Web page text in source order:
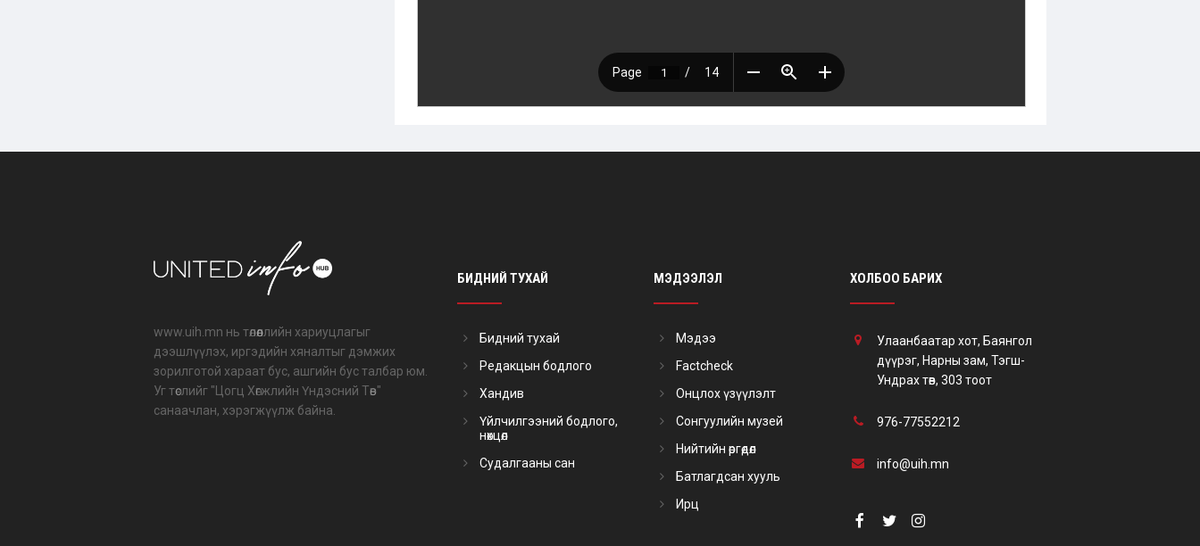
www.uih.mn нь төлөөллийн хариуцлагыг
дээшлүүлэх, иргэдийн хяналтыг дэмжих
зорилготой хараат бус, ашгийн бус талбар юм.
Уг төслийг "Цогц Хөгжлийн Үндэсний Төв"
санаачлан, хэрэгжүүлж байна.
БИДНИЙ ТУХАЙ
Бидний тухай
Редакцын бодлого
Хандив
Үйлчилгээний бодлого,
нөхцөл
Судалгааны сан
МЭДЭЭЛЭЛ
Мэдээ
Factcheck
Онцлох үзүүлэлт
Сонгуулийн музей
Нийтийн өргөдөл
Батлагдсан хууль
Ирц
ХОЛБОО БАРИХ
Улаанбаатар хот, Баянгол
дүүрэг, Нарны зам, Тэгш-
Ундрах төв, 303 тоот
976-77552212
info@uih.mn